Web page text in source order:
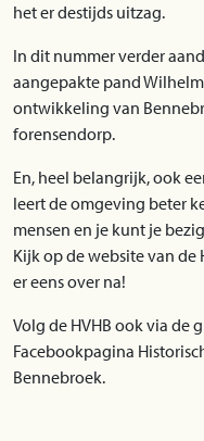
het er destijds uitzag.
In dit nummer verder
aangepakte pand
ontwikkeling van
forensendorp.
En, heel belangrijk, ook
leert de omgeving beter
mensen en je kunt je
Kijk op de website van de
er eens over na!
Volg de HVHB ook via de
Facebookpagina
Bennebroek.